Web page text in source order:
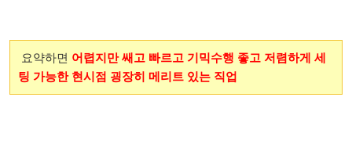
요약하면 어렵지만 쌔고 빠르고 기믹수행 좋고 저렴하게 세
팅 가능한 현시점 굉장히 메리트 있는 직업